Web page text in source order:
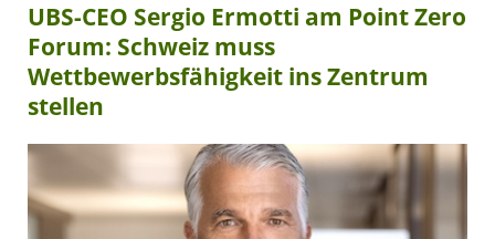
UBS-CEO Sergio Ermotti am Point Zero
Forum: Schweiz muss
Wettbewerbsfähigkeit ins Zentrum
stellen